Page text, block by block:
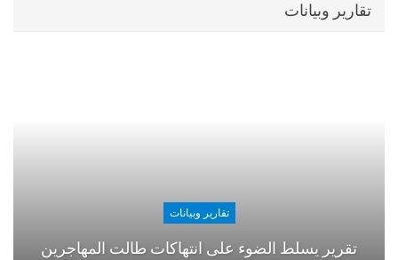
تقارير وبيانات
تقارير وبيانات
تقرير يسلط الضوء على انتهاكات طالت المهاجرين